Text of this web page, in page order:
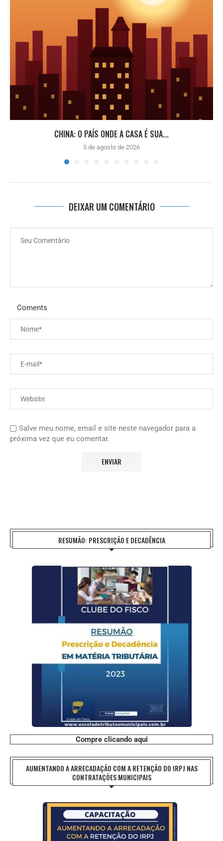
CHINA: O PAÍS ONDE A CASA É SUA...
5 de agosto de 2026
DEIXAR UM COMENTÁRIO
Coments
Salve meu nome, email e site neste navegador para a
próxima vez que eu comentar.
RESUMÃO: PRESCRIÇÃO E DECADÊNCIA
Compre clicando aqui
AUMENTANDO A ARRECADAÇÃO COM A RETENÇÃO DO IRPJ NAS
CONTRATAÇÕES MUNICIPAIS